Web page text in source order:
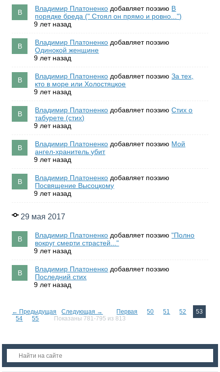
Владимир Платоненко добавляет поэзию В
порядке бреда (" Стоял он прямо и ровно...")
9 лет назад
Владимир Платоненко добавляет поэзию
Одинокой женщине
9 лет назад
Владимир Платоненко добавляет поэзиюЗа тех,
кто в море или Холостяцкое
9 лет назад
Владимир Платоненко добавляет поэзиюСтих о
табурете (стих)
9 лет назад
Владимир Платоненко добавляет поэзию Мой
ангел-хранитель убит
9 лет назад
Владимир Платоненко добавляет поэзию
Посвящение Высоцкому
9 лет назад
29 мая 2017
Владимир Платоненко добавляет поэзию"Полно
вокруг смерти страстей..."
9 лет назад
Владимир Платоненко добавляет поэзию
Последний стих
9 лет назад
← Предыдущая Следующая → Первая 50 51 52
53
54
55 Показаны 781-795 из 813